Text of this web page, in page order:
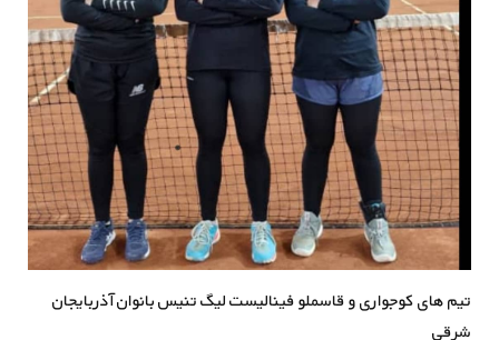
تیم های کوجواری و قاسملو فینالیست لیگ تنیس بانوان آذربایجان
شرقی